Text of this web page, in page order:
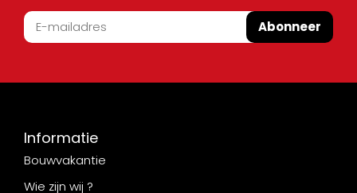
Abonneer
Informatie
Bouwvakantie
Wie zijn wij ?